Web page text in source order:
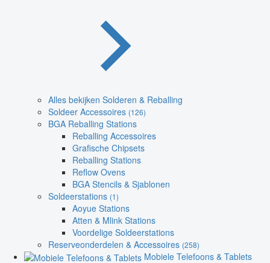
Alles bekijken Solderen & Reballing
Soldeer Accessoires (126)
BGA Reballing Stations
Reballing Accessoires
Grafische Chipsets
Reballing Stations
Reflow Ovens
BGA Stencils & Sjablonen
Soldeerstations (1)
Aoyue Stations
Atten & Mlink Stations
Voordelige Soldeerstations
Reserveonderdelen & Accessoires (258)
Mobiele Telefoons & Tablets